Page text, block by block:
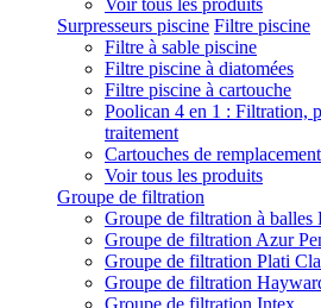
Voir tous les produits
Surpresseurs piscine Filtre piscine
Filtre à sable piscine
Filtre piscine à diatomées
Filtre piscine à cartouche
Poolican 4 en 1 : Filtration,
traitement
Cartouches de remplacement
Voir tous les produits
Groupe de filtration
Groupe de filtration à
Groupe de filtration Azur
Groupe de filtration Plati
Groupe de filtration
Groupe de filtration Intex